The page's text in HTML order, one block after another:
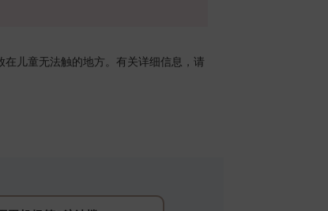
儿童无法触的地方。有关详细信息，请